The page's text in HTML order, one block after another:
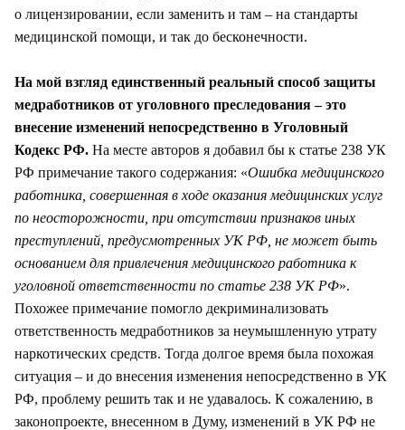
о лицензировании, если заменить и там – на стандарты
медицинской помощи, и так до бесконечности.
На мой взгляд единственный реальный способ защиты
медработников от уголовного преследования – это
внесение изменений непосредственно в Уголовный
Кодекс РФ. На месте авторов я добавил бы к статье 238 УК
РФ примечание такого содержания: «Ошибка медицинского
работника, совершенная в ходе оказания медицинских услуг
по неосторожности, при отсутствии признаков иных
преступлений, предусмотренных УК РФ, не может быть
основанием для привлечения медицинского работника к
уголовной ответственности по статье 238 УК РФ».
Похожее примечание помогло декриминализовать
ответственность медработников за неумышленную утрату
наркотических средств. Тогда долгое время была похожая
ситуация – и до внесения изменения непосредственно в УК
РФ, проблему решить так и не удавалось. К сожалению, в
законопроекте, внесенном в Думу, изменений в УК РФ не